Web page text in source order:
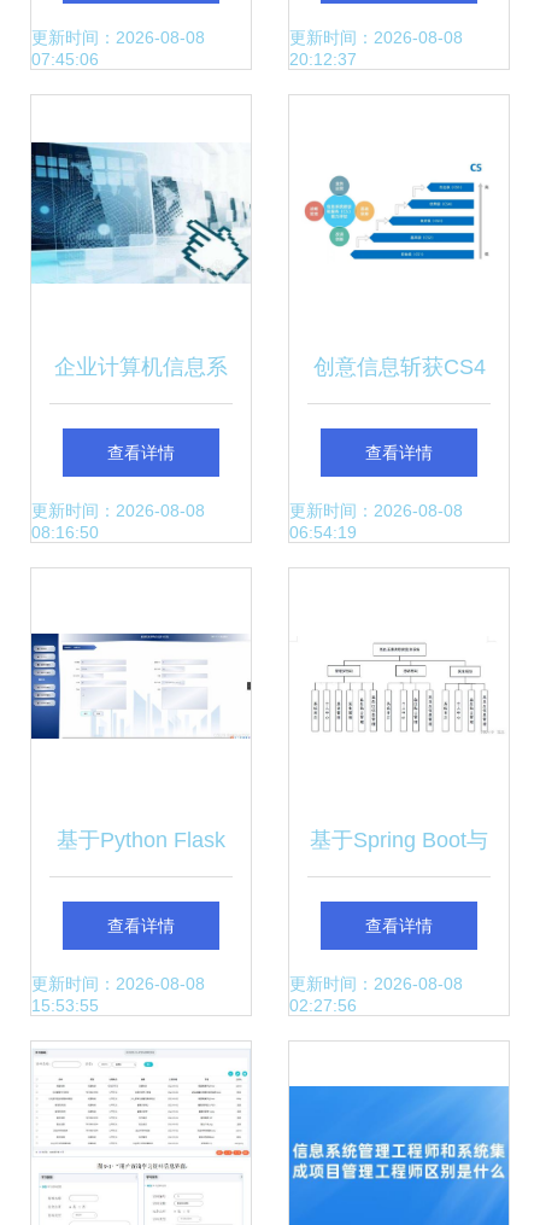
息技术服务综合竞
更新时间：2026-08-08
07:45:06
壹级和贰级 计算机
再上层楼
更新时间：2026-08-08
20:12:37
企业计算机信息系
统集成资质申报时
间一览表及服务指
查看详情
更新时间：2026-08-08
08:16:50
创意信息斩获CS4
卓越认证，引领信
息系统集成服务新
查看详情
更新时间：2026-08-08
06:54:19
基于Python Flask
框架的健康管理系
统的设计与实现
查看详情
更新时间：2026-08-08
15:53:55
基于Spring Boot与
单片机的智能化高
血压患者居家监测
查看详情
更新时间：2026-08-08
02:27:56